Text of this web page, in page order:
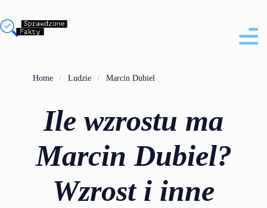
Home Ludzie Marcin Dubiel
Ile wzrostu ma
Marcin Dubiel?
Wzrost i inne